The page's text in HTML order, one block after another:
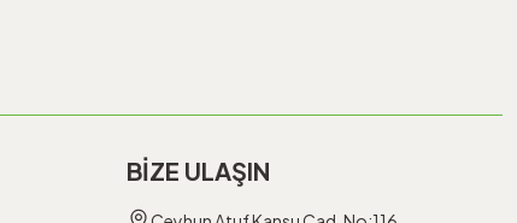
BİZE ULAŞIN